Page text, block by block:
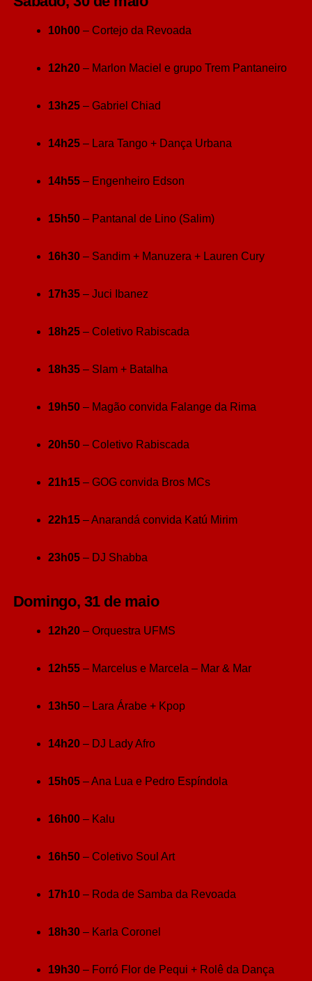
10h00– Cortejo da Revoada
12h20– Marlon Maciel e grupo Trem Pantaneiro
13h25– Gabriel Chiad
14h25– Lara Tango + Dança Urbana
14h55– Engenheiro Edson
15h50– Pantanal de Lino (Salim)
16h30– Sandim + Manuzera + Lauren Cury
17h35– Juci Ibanez
18h25– Coletivo Rabiscada
18h35– Slam + Batalha
19h50– Magão convida Falange da Rima
20h50– Coletivo Rabiscada
21h15– GOG convida Bros MCs
22h15– Anarandá convida Katú Mirim
23h05– DJ Shabba
Domingo, 31 de maio
12h20– Orquestra UFMS
12h55– Marcelus e Marcela – Mar & Mar
13h50– Lara Árabe + Kpop
14h20– DJ Lady Afro
15h05– Ana Lua e Pedro Espíndola
16h00– Kalu
16h50– Coletivo Soul Art
17h10– Roda de Samba da Revoada
18h30– Karla Coronel
19h30– Forró Flor de Pequi + Rolê da Dança